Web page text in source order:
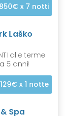
x 7 notti
Laško
alle terme
5 anni!
x 1 notte
Spa